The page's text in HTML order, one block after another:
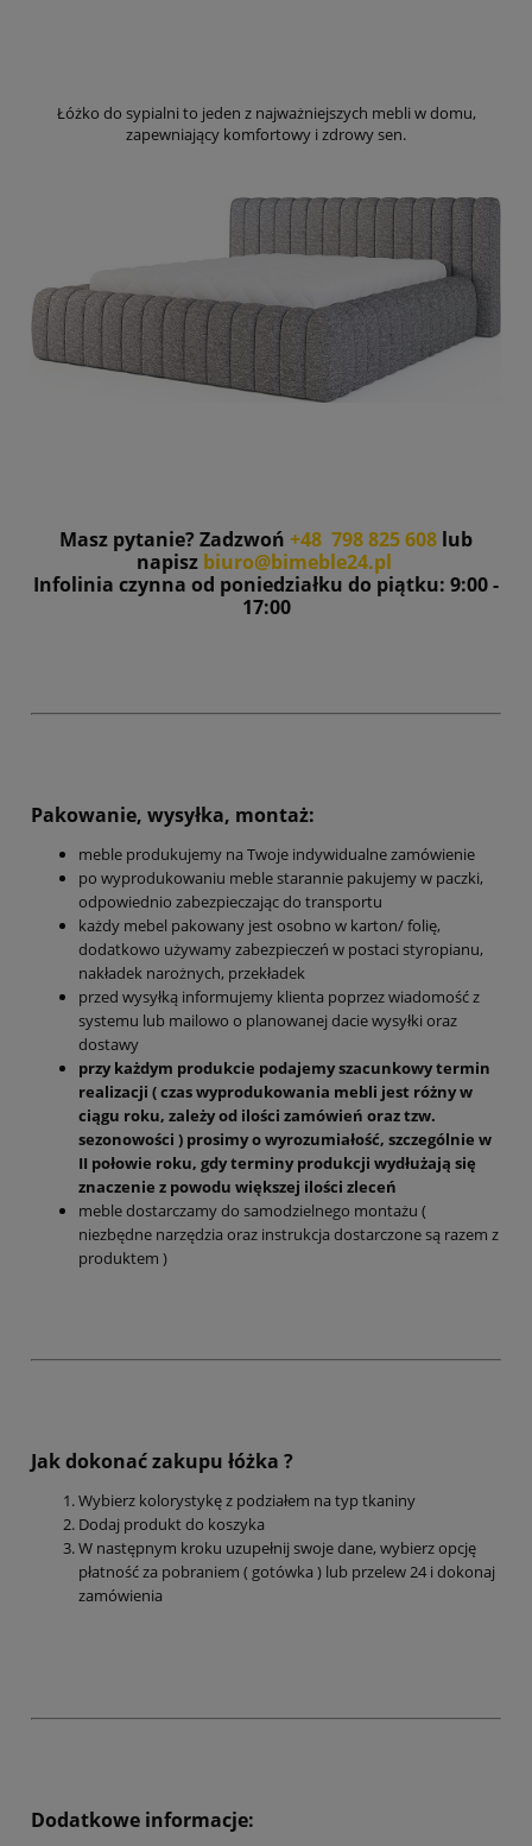
Łóżko do sypialni to jeden z najważniejszych mebli w domu,
zapewniający komfortowy i zdrowy sen.
Masz pytanie? Zadzwoń +48 798 825 608 lub
napisz biuro@bimeble24.pl
Infolinia czynna od poniedziałku do piątku: 9:00 -
17:00
Pakowanie, wysyłka, montaż:
meble produkujemy na Twoje indywidualne zamówienie
po wyprodukowaniu meble starannie pakujemy w paczki,
odpowiednio zabezpieczając do transportu
każdy mebel pakowany jest osobno w karton/ folię,
dodatkowo używamy zabezpieczeń w postaci styropianu,
nakładek narożnych, przekładek
przed wysyłką informujemy klienta poprzez wiadomość z
systemu lub mailowo o planowanej dacie wysyłki oraz
dostawy
przy każdym produkcie podajemy szacunkowy termin
realizacji ( czas wyprodukowania mebli jest różny w
ciągu roku, zależy od ilości zamówień oraz tzw.
sezonowości ) prosimy o wyrozumiałość, szczególnie w
II połowie roku, gdy terminy produkcji wydłużają się
znaczenie z powodu większej ilości zleceń
meble dostarczamy do samodzielnego montażu (
niezbędne narzędzia oraz instrukcja dostarczone są razem z
produktem )
Jak dokonać zakupu łóżka ?
Wybierz kolorystykę z podziałem na typ tkaniny
Dodaj produkt do koszyka
W następnym kroku uzupełnij swoje dane, wybierz opcję
płatność za pobraniem ( gotówka ) lub przelew 24 i dokonaj
zamówienia
Dodatkowe informacje: